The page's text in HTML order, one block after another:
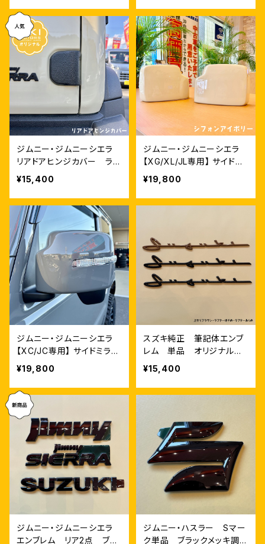
ジムニー・ジムニーシエラ
リアドアヒンジカバー ラプ
ターライナー
¥15,400
ジムニー・ジムニーシエラ
【XG/XL/JL専用】 サイドミ
ラーカバー
¥19,800
ジムニー・ジムニーシエラ
【XC/JC専用】 サイドミラー
カバー
¥19,800
スズキ純正 筆記体エンブ
レム 単品 オリジナルカ
ラー
¥15,400
ジムニー・ジムニーシエラ
エンブレム リア2点 ブラ
ジムニー・ハスラー Sマー
ク単品 ブラックメッキ調仕